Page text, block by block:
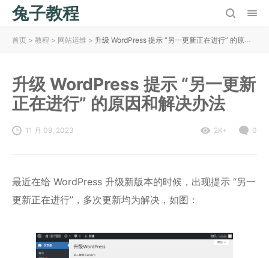
兔子教程
首页 > 教程 > 网站运维 > 升级 WordPress 提示 “另一更新正在进行” 的原因和解决办法
升级 WordPress 提示 “另一更新
正在进行” 的原因和解决办法
11 月 09, 2023 2K+ 0
最近在给 WordPress 升级新版本的时候，出现提示 “另一
更新正在进行”，多次更新均为解决，如图：